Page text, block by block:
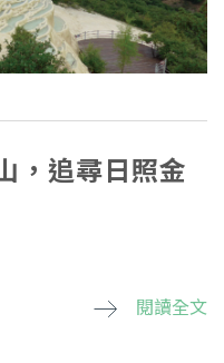
，追尋日照金
閱讀全文